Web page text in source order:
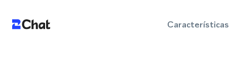
Características